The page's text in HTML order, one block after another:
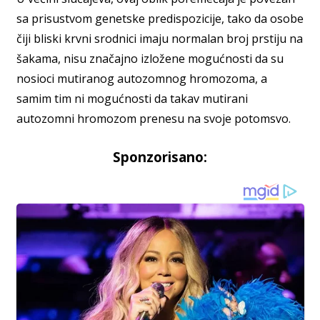
sa prisustvom genetske predispozicije, tako da osobe
čiji bliski krvni srodnici imaju normalan broj prstiju na
šakama, nisu značajno izložene mogućnosti da su
nosioci mutiranog autozomnog hromozoma, a
samim tim ni mogućnosti da takav mutirani
autozomni hromozom prenesu na svoje potomsvo.
Sponzorisano: